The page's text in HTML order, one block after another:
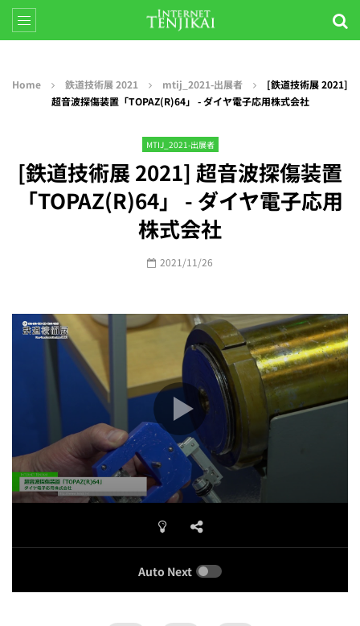
Home 鉄道技術展 2021 mtij_2021-出展者
[鉄道技術展 2021]
超音波探傷装置「TOPAZ(R)64」 - ダイヤ電子応用株式会社
MTIJ_2021-出展者
[鉄道技術展 2021] 超音波探傷装置
「TOPAZ(R)64」 - ダイヤ電子応用
株式会社
2021/11/26
Auto Next